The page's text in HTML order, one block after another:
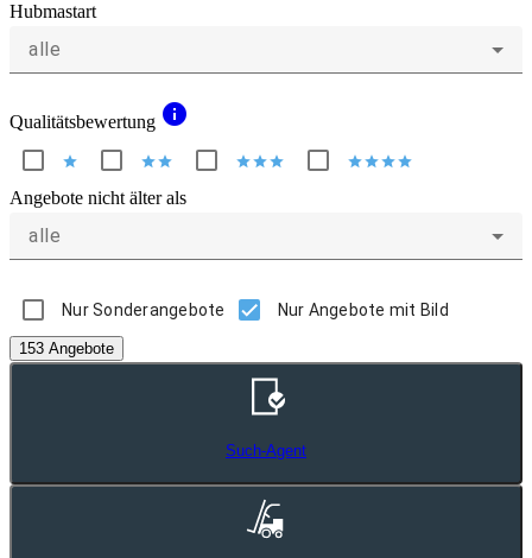
Hubmastart
alle
Qualitätsbewertung info
star starstar starstarstar starstarstarstar
Angebote nicht älter als
alle
Nur Sonderangebote Nur Angebote mit Bild
153 Angebote
Such-Agent